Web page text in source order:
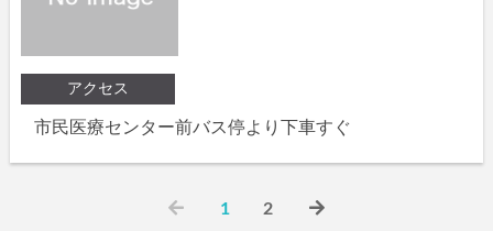
アクセス
市民医療センター前バス停より下車すぐ
1 2